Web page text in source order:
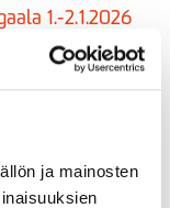
ja mainosten
1.-2.1.2026